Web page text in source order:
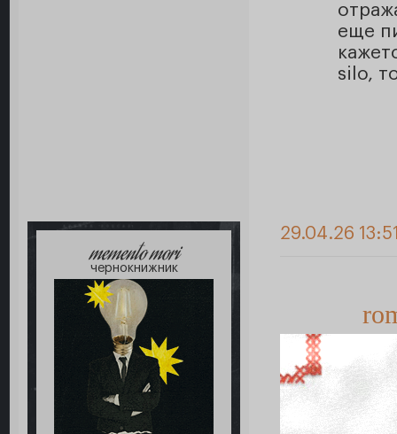
еще
silo,
memento mori
чернокнижник
29.04.26